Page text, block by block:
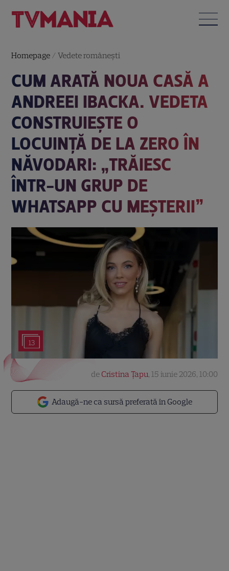
Homepage /Vedete româneşti
CUM ARATĂ NOUA CASĂ A
ANDREEI IBACKA. VEDETA
CONSTRUIEȘTE O
LOCUINȚĂ DE LA ZERO ÎN
NĂVODARI: „TRĂIESC
ÎNTR-UN GRUP DE
WHATSAPP CU MEȘTERII”
13
Adaugă-ne ca sursă preferată în Google
de Cristina Țapu, 15 iunie 2026, 10:00